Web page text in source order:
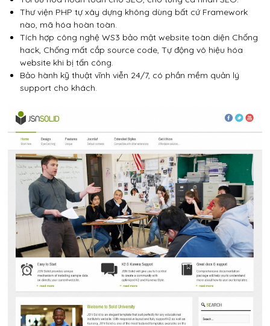
Thư viện PHP tự xây dựng không dùng bất cứ Framework
nào, mã hóa hoàn toàn.
Tích hợp công nghệ WS3 bảo mật website toàn diện Chống
hack, Chống mất cắp source code, Tự động vô hiệu hóa
website khi bị tấn công.
Bảo hành kỹ thuật vĩnh viễn 24/7, có phần mềm quản lý
support cho khách.